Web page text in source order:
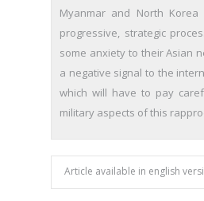
Myanmar and North
progressive, strategic
some anxiety to their Asian
a negative signal to the
which will have to pay
military aspects of this
Article available in english